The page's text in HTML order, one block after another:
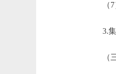
（7）
3.集中
（三